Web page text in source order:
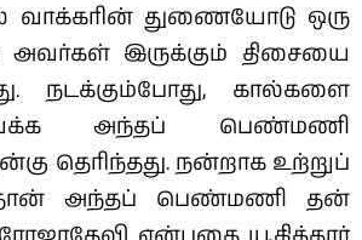
வாக்கரின் துணையோடு ஒரு
இருக்கும் திசையை
நடக்கும்போது, கால்களை
அந்தப் பெண்மணி
தெரிந்தது. நன்றாக உற்றுப்
தான் அந்தப் பெண்மணி தன்